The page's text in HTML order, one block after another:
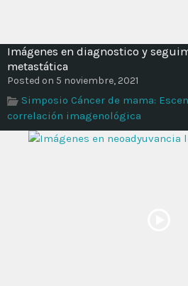
Imágenes en diagnostico y
metastática
Posted on 5 noviembre, 2021
Simposio Cáncer de mama:
correlación imagenológica